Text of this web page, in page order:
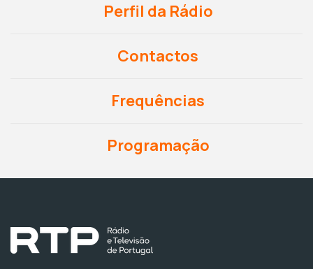
Perfil da Rádio
Contactos
Frequências
Programação